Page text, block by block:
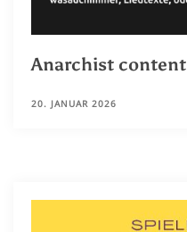
Anarchist content
20. JANUAR 2026